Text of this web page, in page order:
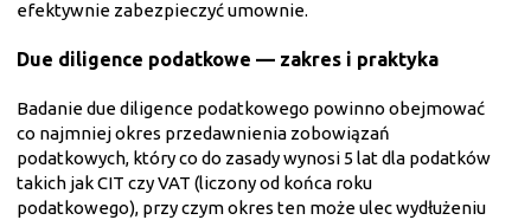
efektywnie zabezpieczyć umownie.
Due diligence podatkowe — zakres i praktyka
Badanie due diligence podatkowego powinno obejmować
co najmniej okres przedawnienia zobowiązań
podatkowych, który co do zasady wynosi 5 lat dla podatków
takich jak CIT czy VAT (liczony od końca roku
podatkowego), przy czym okres ten może ulec wydłużeniu